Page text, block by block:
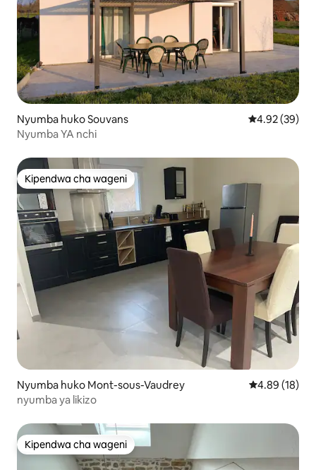
Nyumba huko Souvans Ukadiriaji wa
4.92 (39)
Nyumba YA nchi
Kipendwa cha wageni
Kipendwa cha wageni
Nyumba huko Mont-sous-Vaudrey Ukadiriaji wa
4.89 (18)
nyumba ya likizo
Kipendwa cha wageni
Kipendwa cha wageni